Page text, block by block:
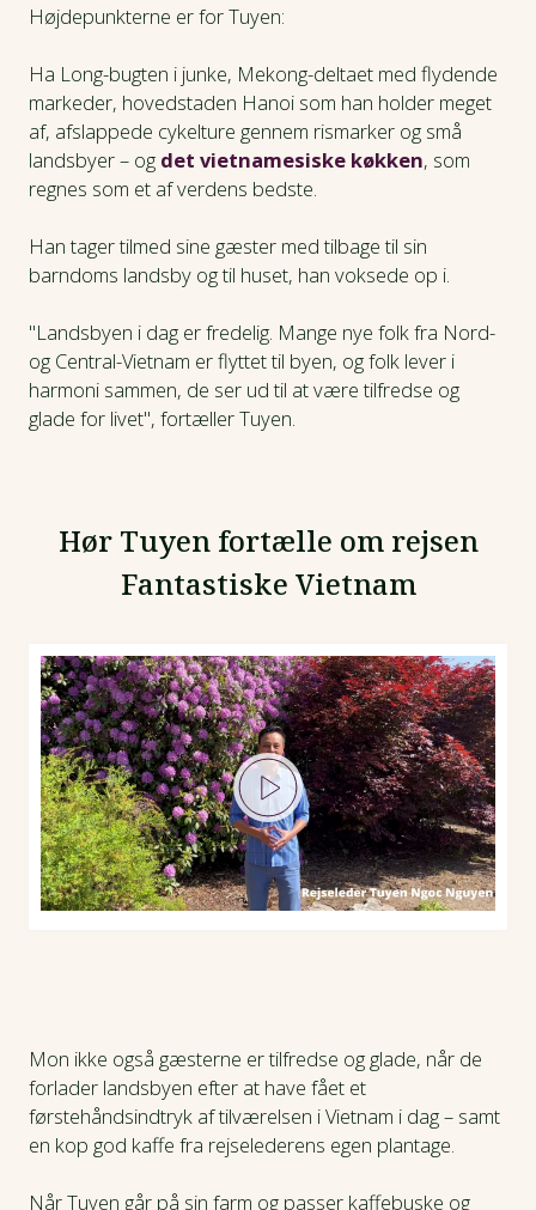
Højdepunkterne er for Tuyen:
Ha Long-bugten i junke, Mekong-deltaet med flydende
markeder, hovedstaden Hanoi som han holder meget
af, afslappede cykelture gennem rismarker og små
landsbyer – og det vietnamesiske køkken, som
regnes som et af verdens bedste.
Han tager tilmed sine gæster med tilbage til sin
barndoms landsby og til huset, han voksede op i.
"Landsbyen i dag er fredelig. Mange nye folk fra Nord-
og Central-Vietnam er flyttet til byen, og folk lever i
harmoni sammen, de ser ud til at være tilfredse og
glade for livet", fortæller Tuyen.
Hør Tuyen fortælle om rejsen
Fantastiske Vietnam
Mon ikke også gæsterne er tilfredse og glade, når de
forlader landsbyen efter at have fået et
førstehåndsindtryk af tilværelsen i Vietnam i dag – samt
en kop god kaffe fra rejselederens egen plantage.
Når Tuyen går på sin farm og passer kaffebuske og